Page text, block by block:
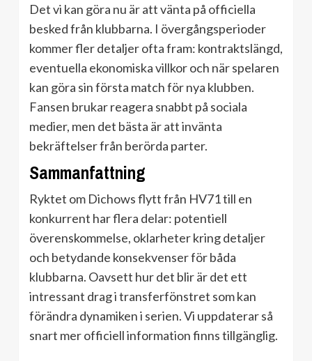
Det vi kan göra nu är att vänta på officiella
besked från klubbarna. I övergångsperioder
kommer fler detaljer ofta fram: kontraktslängd,
eventuella ekonomiska villkor och när spelaren
kan göra sin första match för nya klubben.
Fansen brukar reagera snabbt på sociala
medier, men det bästa är att invänta
bekräftelser från berörda parter.
Sammanfattning
Ryktet om Dichows flytt från HV71 till en
konkurrent har flera delar: potentiell
överenskommelse, oklarheter kring detaljer
och betydande konsekvenser för båda
klubbarna. Oavsett hur det blir är det ett
intressant drag i transferfönstret som kan
förändra dynamiken i serien. Vi uppdaterar så
snart mer officiell information finns tillgänglig.